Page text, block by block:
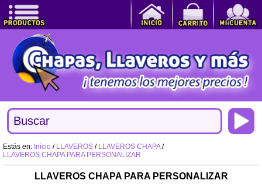
Estás en: Inicio / LLAVEROS / LLAVEROS CHAPA/
LLAVEROS CHAPA PARA PERSONALIZAR
LLAVEROS CHAPA PARA PERSONALIZAR